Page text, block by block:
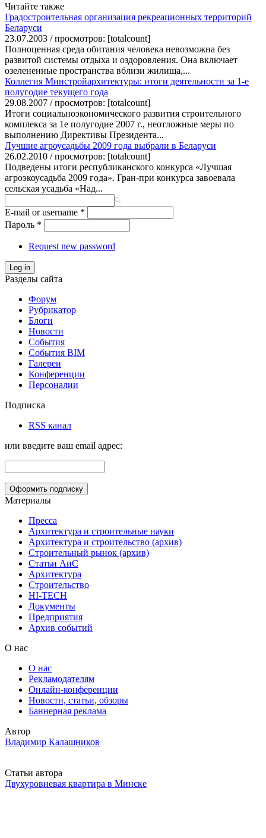
Читайте также
Градостроительная организация рекреационных территорий
Беларуси
23.07.2003 / просмотров: [totalcount]
Полноценная среда обитания человека невозможна без
развитой системы отдыха и оздоровления. Она включает
озелененные пространства вблизи жилища,...
Коллегия Минстройархитектуры: итоги деятельности за 1-е
полугодие текущего года
29.08.2007 / просмотров: [totalcount]
Итоги социально­экономического развития строительного
комплекса за 1е полугодие 2007 г., неотложные меры по
выполнению Директивы Президента...
Лучшие агроусадьбы 2009 года выбрали в Беларуси
26.02.2010 / просмотров: [totalcount]
Подведены итоги республиканского конкурса «Лучшая
агроэкоусадьба 2009 года». Гран-при конкурса завоевала
сельская усадьба «Над...
E-mail or username *
Пароль *
Request new password
Log in
Разделы сайта
Форум
Рубрикатор
Блоги
Новости
События
События BIM
Галереи
Конференции
Персоналии
Подписка
RSS канал
или введите ваш email адрес:
Материалы
Пресса
Архитектура и строительные науки
Архитектура и строительство (архив)
Строительный рынок (архив)
Статьи АиС
Архитектура
Строительство
HI-TECH
Документы
Предприятия
Архив событий
О нас
О нас
Рекламодателям
Онлайн-конференции
Новости, статьи, обзоры
Баннерная реклама
Автор
Владимир Калашников
Статьи автора
Двухуровневая квартира в Минске